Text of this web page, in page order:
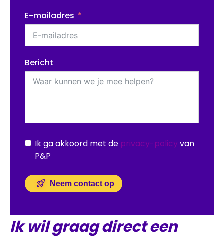
E-mailadres
Bericht
Ik ga akkoord met de privacy-policyvan
P&P
Neem contact op
Ik wil graag direct een